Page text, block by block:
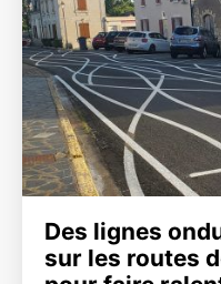
Des lignes
sur les routes